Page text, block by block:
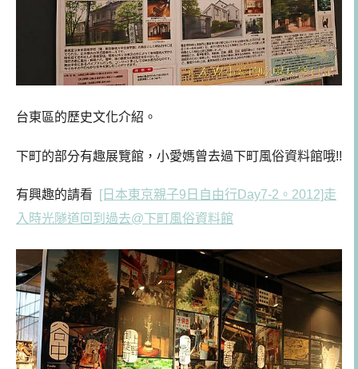
台東區的歷史文化介紹。
下町的部分有趣展覽館，小愛媽曾去過下町風俗資料館哦!!
有興趣的請看
[日本東京親子9日自由行Day7-2。2012]走
入時光隧道回到過去@下町風俗資料館